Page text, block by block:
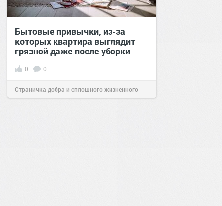
Бытовые привычки, из-за
которых квартира выглядит
грязной даже после уборки
0 0
Страничка добра и сплошного жизненного